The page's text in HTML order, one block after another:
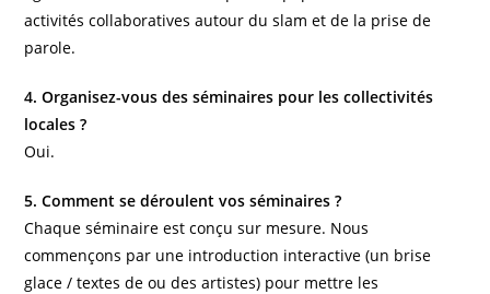
activités collaboratives autour du slam et de la prise de
parole.
4. Organisez-vous des séminaires pour les collectivités
locales ?
Oui.
5. Comment se déroulent vos séminaires ?
Chaque séminaire est conçu sur mesure. Nous
commençons par une introduction interactive (un brise
glace / textes de ou des artistes) pour mettre les